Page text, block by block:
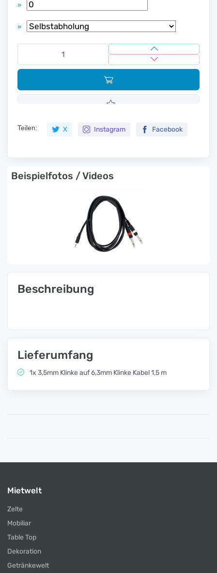
»
»
Teilen: X Instagram Facebook
Beispielfotos / Videos
Beschreibung
Lieferumfang
1x 3,5mm Klinke auf 6,3mm Klinke Kabel 1,5 m
Mietwelt
Zelte
Mobiliar
Table Top
Dekoration
Getränkewelt